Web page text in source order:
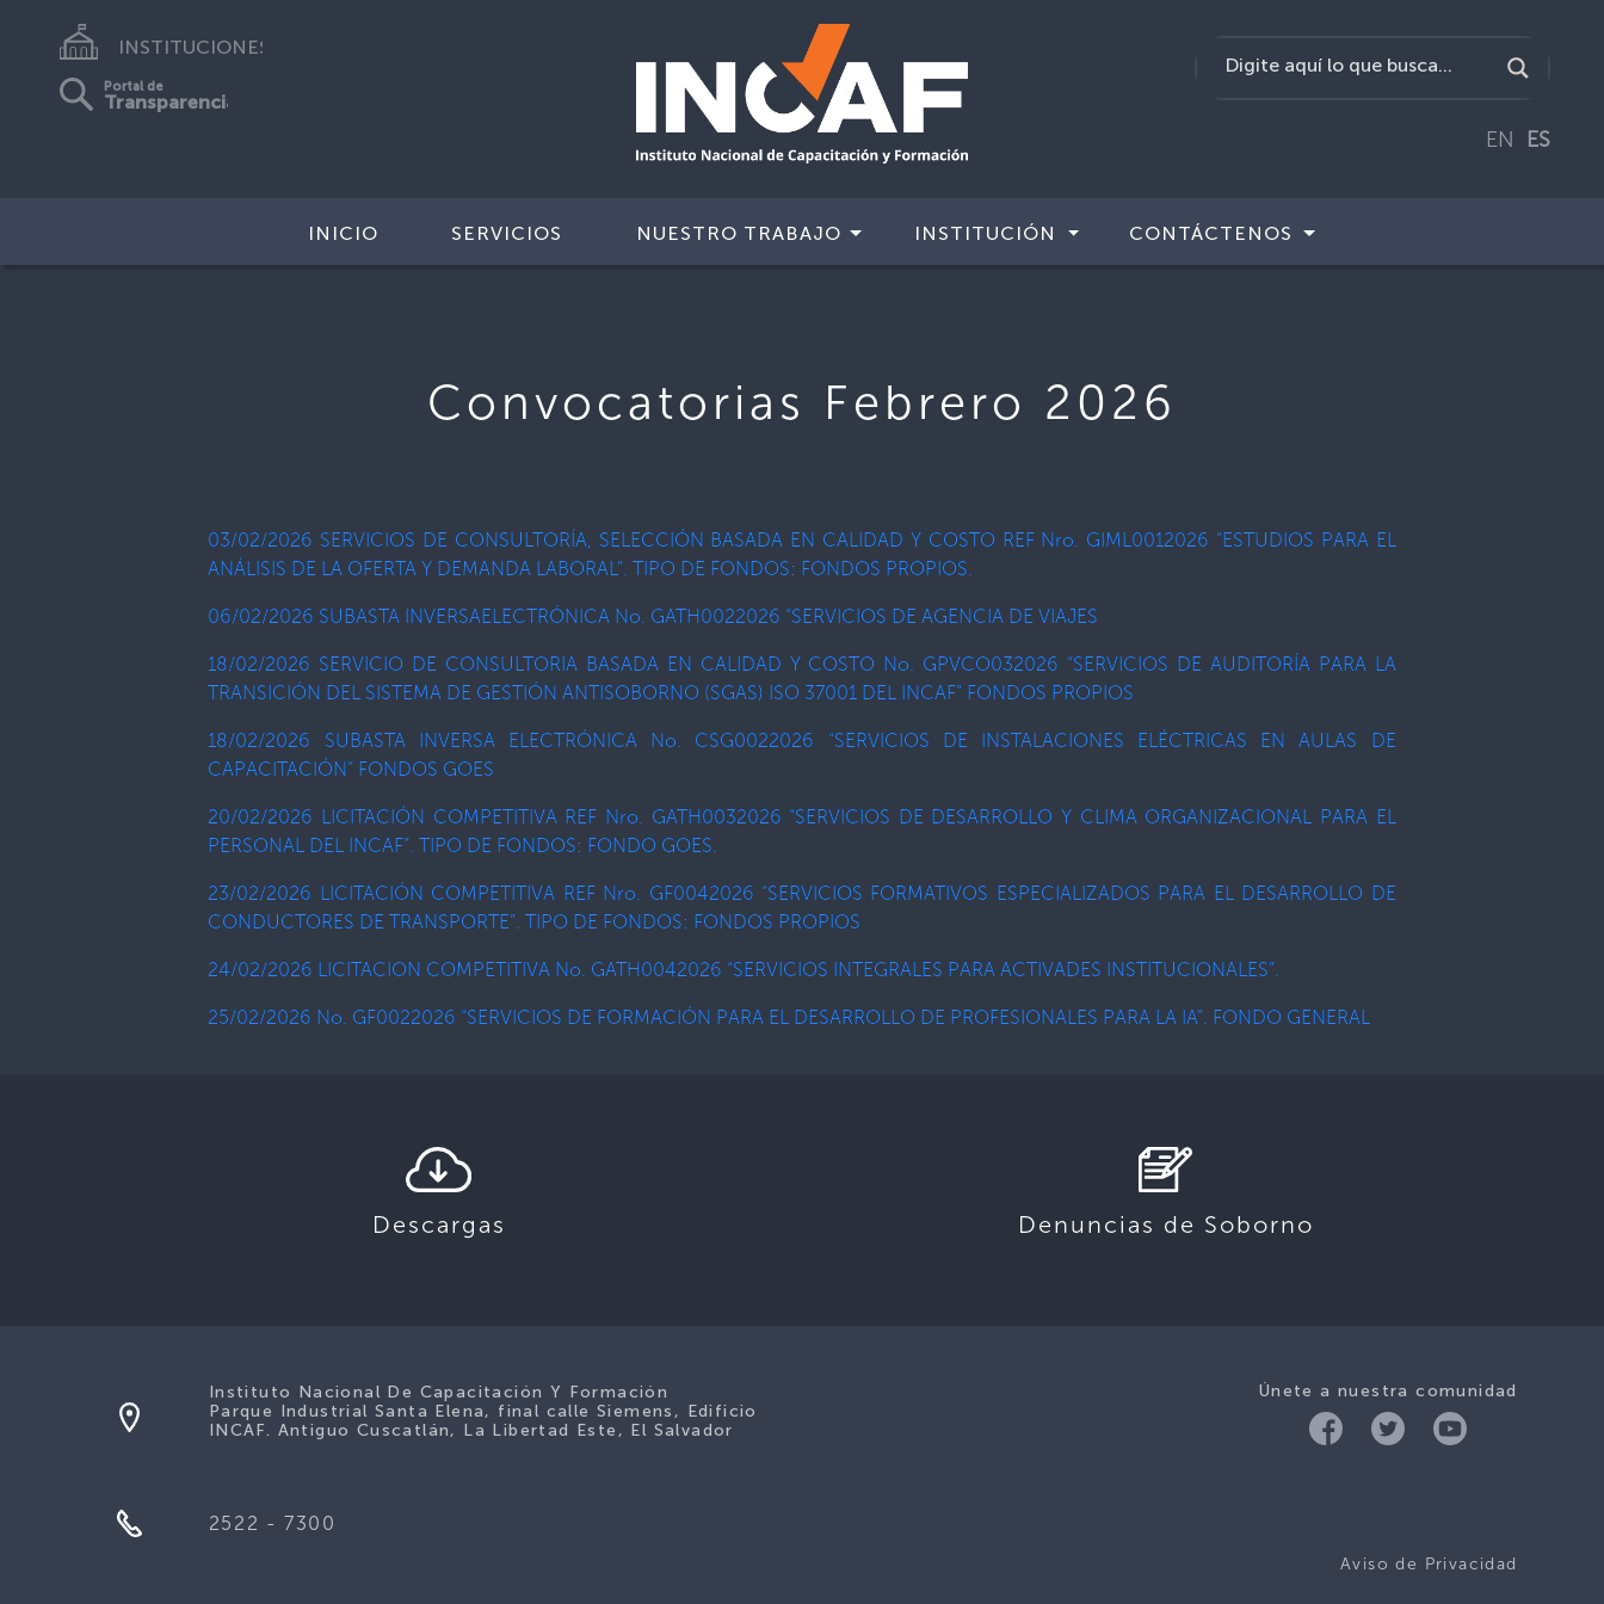
INSTITUCIONES
Portal de
Transparencia
EN ES
INICIO SERVICIOS NUESTRO TRABAJO INSTITUCIÓN CONTÁCTENOS
Convocatorias Febrero 2026
03/02/2026 SERVICIOS DE CONSULTORÍA, SELECCIÓN BASADA EN CALIDAD Y COSTO REF Nro. GIML0012026 “ESTUDIOS PARA EL
ANÁLISIS DE LA OFERTA Y DEMANDA LABORAL”. TIPO DE FONDOS: FONDOS PROPIOS.
06/02/2026 SUBASTA INVERSAELECTRÓNICA No. GATH0022026 “SERVICIOS DE AGENCIA DE VIAJES
18/02/2026 SERVICIO DE CONSULTORIA BASADA EN CALIDAD Y COSTO No. GPVCO032026 “SERVICIOS DE AUDITORÍA PARA LA
TRANSICIÓN DEL SISTEMA DE GESTIÓN ANTISOBORNO (SGAS) ISO 37001 DEL INCAF” FONDOS PROPIOS
18/02/2026 SUBASTA INVERSA ELECTRÓNICA No. CSG0022026 “SERVICIOS DE INSTALACIONES ELÉCTRICAS EN AULAS DE
CAPACITACIÓN” FONDOS GOES
20/02/2026 LICITACIÓN COMPETITIVA REF Nro. GATH0032026 “SERVICIOS DE DESARROLLO Y CLIMA ORGANIZACIONAL PARA EL
PERSONAL DEL INCAF”. TIPO DE FONDOS: FONDO GOES.
23/02/2026 LICITACIÓN COMPETITIVA REF Nro. GF0042026 “SERVICIOS FORMATIVOS ESPECIALIZADOS PARA EL DESARROLLO DE
CONDUCTORES DE TRANSPORTE”. TIPO DE FONDOS: FONDOS PROPIOS
24/02/2026 LICITACION COMPETITIVA No. GATH0042026 “SERVICIOS INTEGRALES PARA ACTIVADES INSTITUCIONALES”.
25/02/2026 No. GF0022026 “SERVICIOS DE FORMACIÓN PARA EL DESARROLLO DE PROFESIONALES PARA LA IA”. FONDO GENERAL
Descargas Denuncias de Soborno
Únete a nuestra comunidad
Aviso de Privacidad
Instituto Nacional De Capacitación Y Formación
Parque Industrial Santa Elena, final calle Siemens, Edificio
INCAF. Antiguo Cuscatlán, La Libertad Este, El Salvador
2522 - 7300